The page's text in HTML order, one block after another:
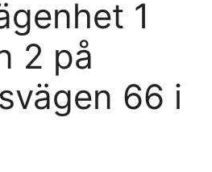
1
2 på
66 i